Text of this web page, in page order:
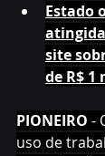
Estado
site
de R$ 1
PIONEIRO -
uso de